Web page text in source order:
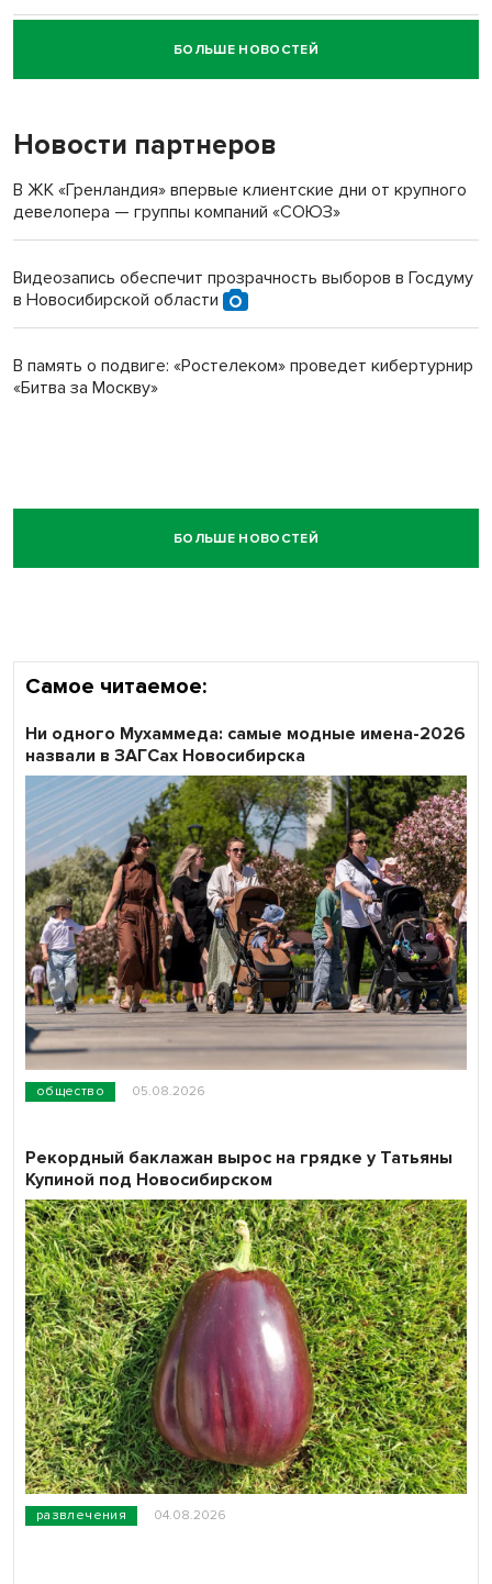
Новосибирский суд наказал водителя за смерть
пенсионерки на вокзале
БОЛЬШЕ НОВОСТЕЙ
Новости партнеров
В ЖК «Гренландия» впервые клиентские дни от крупного
девелопера — группы компаний «СОЮЗ»
Видеозапись обеспечит прозрачность выборов в Госдуму
в Новосибирской области
В память о подвиге: «Ростелеком» проведет кибертурнир
«Битва за Москву»
БОЛЬШЕ НОВОСТЕЙ
Самое читаемое:
общество 05.08.2026
Ни одного Мухаммеда: самые модные имена-2026
назвали в ЗАГСах Новосибирска
развлечения 04.08.2026
Рекордный баклажан вырос на грядке у Татьяны
Купиной под Новосибирском